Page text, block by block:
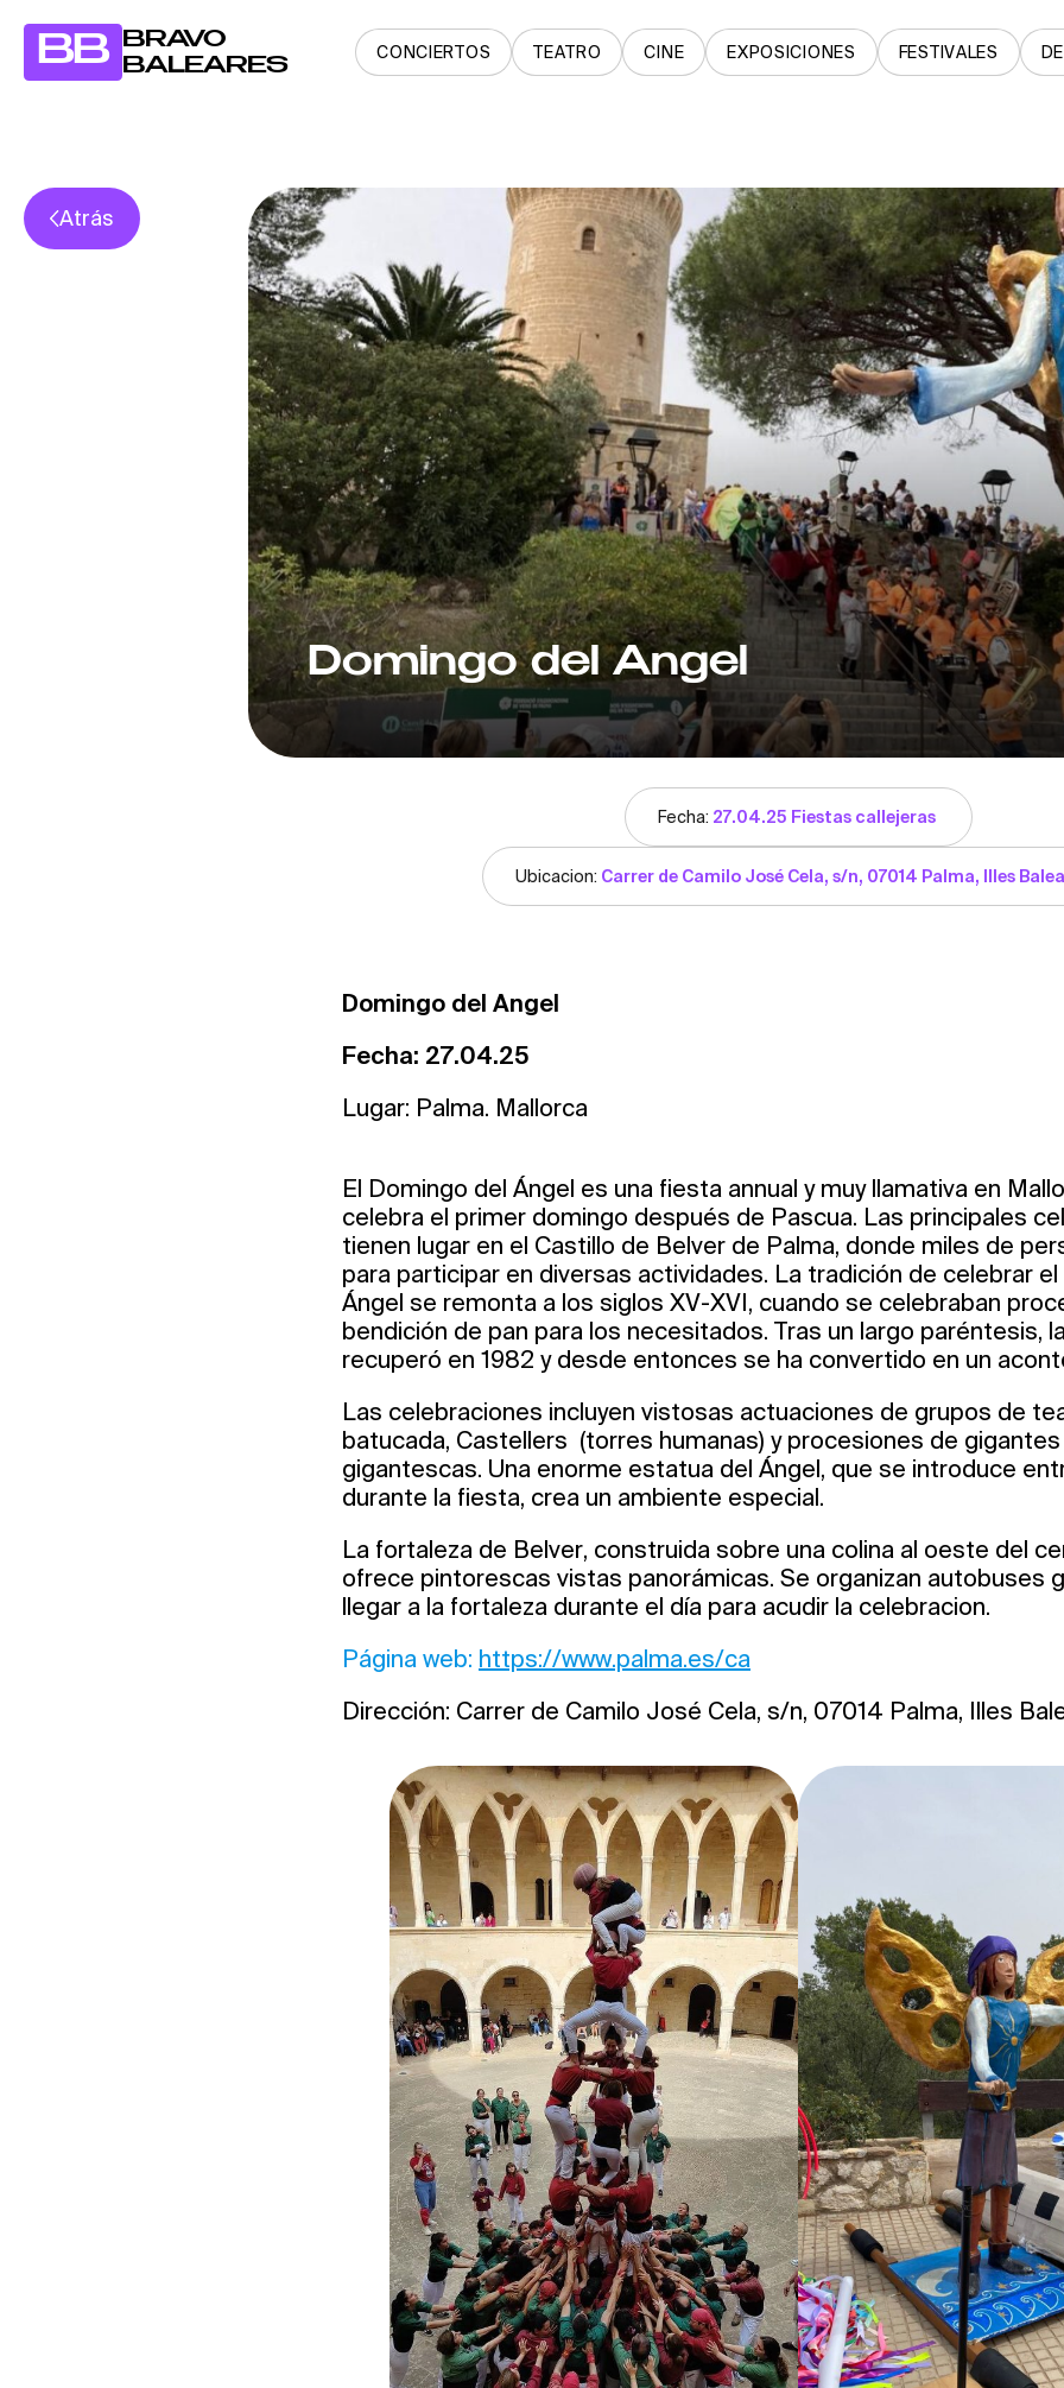
BB
BRAVO
BALEARES
CONCIERTOS TEATRO CINE EXPOSICIONES FESTIVALES
Atrás
Domingo del Angel
Fecha: 27.04.25 Fiestas callejeras
Ubicacion: Carrer de Camilo José Cela, s/n, 07014 Palma, Illes
Domingo del Angel
Fecha: 27.04.25
Lugar: Palma. Mallorca
El Domingo del Ángel es una fiesta annual y muy llamativa en
celebra el primer domingo después de Pascua. Las principales
tienen lugar en el Castillo de Belver de Palma, donde miles de
para participar en diversas actividades. La tradición de celebrar
Ángel se remonta a los siglos XV-XVI, cuando se celebraban
bendición de pan para los necesitados. Tras un largo paréntesis,
recuperó en 1982 y desde entonces se ha convertido en un
Las celebraciones incluyen vistosas actuaciones de grupos de
batucada, Castellers (torres humanas) y procesiones de
gigantescas. Una enorme estatua del Ángel, que se introduce
durante la fiesta, crea un ambiente especial.
La fortaleza de Belver, construida sobre una colina al oeste del
ofrece pintorescas vistas panorámicas. Se organizan autobuses
llegar a la fortaleza durante el día para acudir la celebracion.
Página web: https://www.palma.es/ca
Dirección: Carrer de Camilo José Cela, s/n, 07014 Palma, Illes